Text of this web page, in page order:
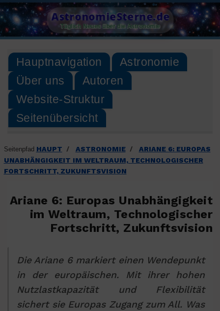
Skip
to
content
AstronomieSterne.de
Täglich Neues über die Astronomie
Hauptnavigation
Astronomie
Über uns
Autoren
Website-Struktur
Seitenübersicht
Seitenpfad HAUPT / ASTRONOMIE /
ARIANE 6: EUROPAS
UNABHÄNGIGKEIT IM WELTRAUM, TECHNOLOGISCHER
FORTSCHRITT, ZUKUNFTSVISION
Ariane 6: Europas Unabhängigkeit
im Weltraum, Technologischer
Fortschritt, Zukunftsvision
Die Ariane 6 markiert einen Wendepunkt
in der europäischen. Mit ihrer hohen
Nutzlastkapazität und Flexibilität
sichert sie Europas Zugang zum All. Was